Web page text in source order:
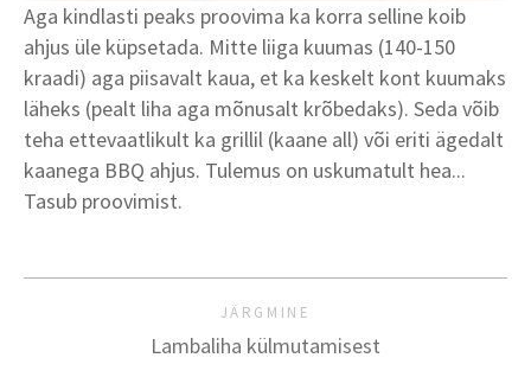
Aga kindlasti peaks proovima ka korra selline koib
ahjus üle küpsetada. Mitte liiga kuumas (140-150
kraadi) aga piisavalt kaua, et ka keskelt kont kuumaks
läheks (pealt liha aga mõnusalt krõbedaks). Seda võib
teha ettevaatlikult ka grillil (kaane all) või eriti ägedalt
kaanega BBQ ahjus. Tulemus on uskumatult hea...
Tasub proovimist.
JÄRGMINE
Lambaliha külmutamisest